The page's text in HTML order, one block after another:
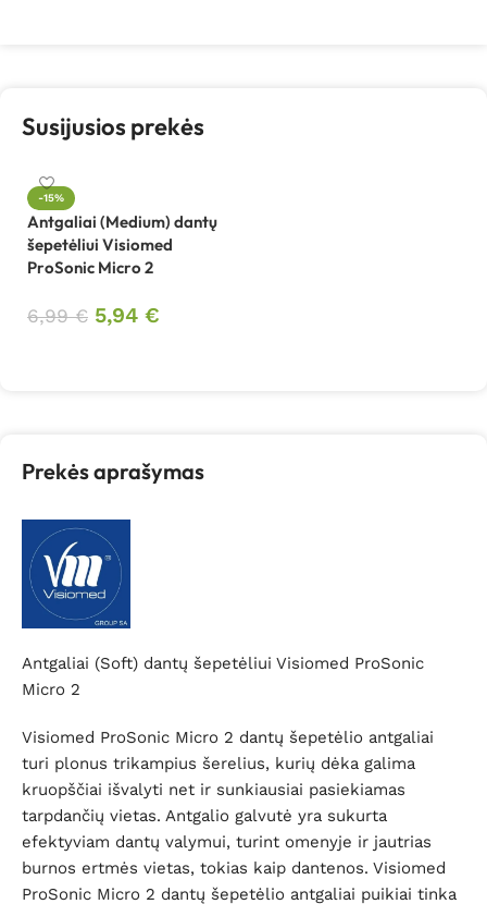
Susijusios prekės
-15%
Antgaliai (Medium) dantų
šepetėliui Visiomed
ProSonic Micro 2
6,99€ 5,94 €
Prekės aprašymas
Antgaliai (Soft) dantų šepetėliui Visiomed ProSonic
Micro 2
Visiomed ProSonic Micro 2 dantų šepetėlio antgaliai
turi plonus trikampius šerelius, kurių dėka galima
kruopščiai išvalyti net ir sunkiausiai pasiekiamas
tarpdančių vietas. Antgalio galvutė yra sukurta
efektyviam dantų valymui, turint omenyje ir jautrias
burnos ertmės vietas, tokias kaip dantenos. Visiomed
ProSonic Micro 2 dantų šepetėlio antgaliai puikiai tinka